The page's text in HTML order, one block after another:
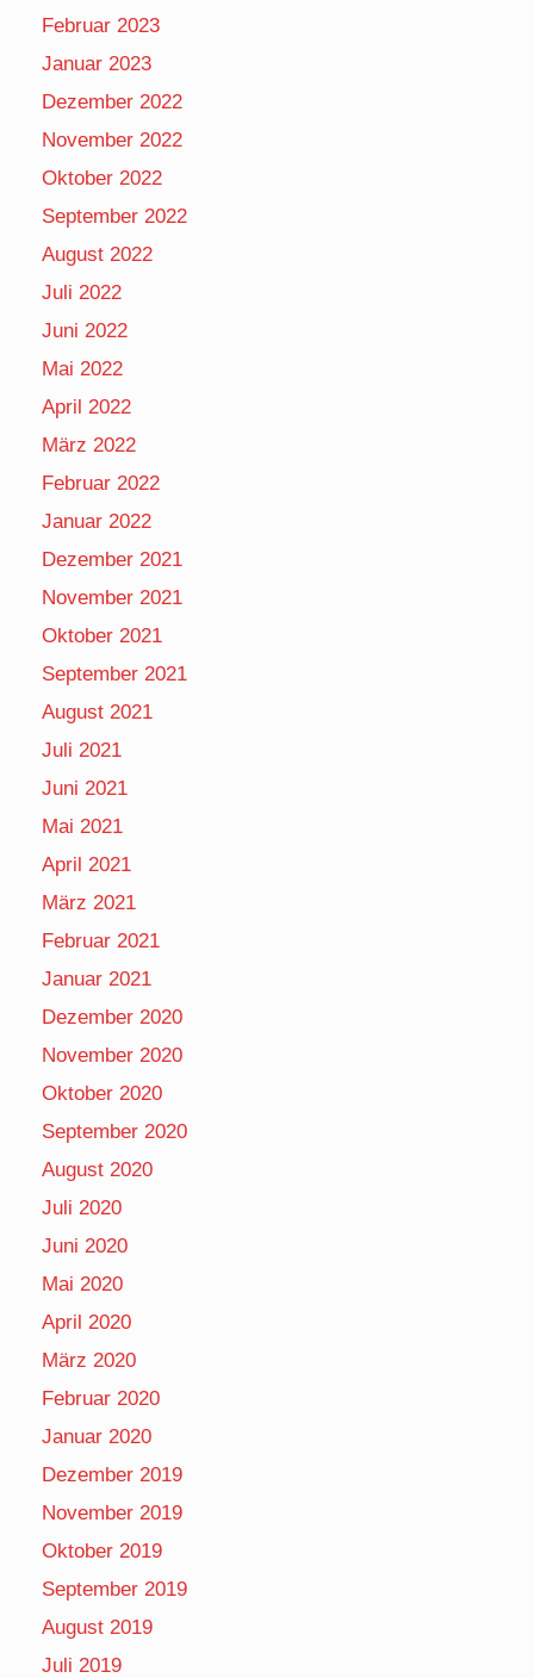
Februar 2023
Januar 2023
Dezember 2022
November 2022
Oktober 2022
September 2022
August 2022
Juli 2022
Juni 2022
Mai 2022
April 2022
März 2022
Februar 2022
Januar 2022
Dezember 2021
November 2021
Oktober 2021
September 2021
August 2021
Juli 2021
Juni 2021
Mai 2021
April 2021
März 2021
Februar 2021
Januar 2021
Dezember 2020
November 2020
Oktober 2020
September 2020
August 2020
Juli 2020
Juni 2020
Mai 2020
April 2020
März 2020
Februar 2020
Januar 2020
Dezember 2019
November 2019
Oktober 2019
September 2019
August 2019
Juli 2019